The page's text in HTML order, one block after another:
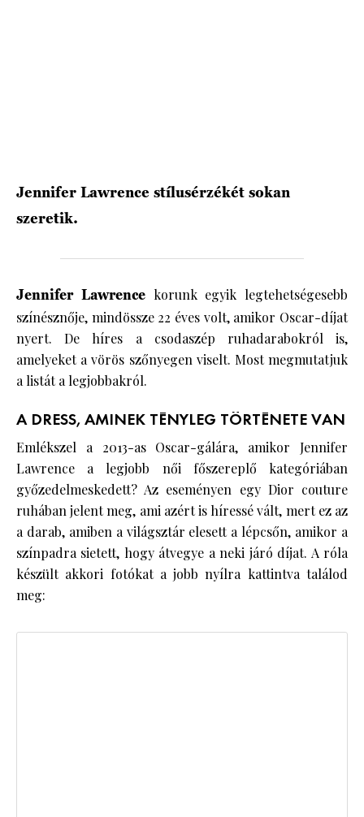
Jennifer Lawrence stílusérzékét sokan
szeretik.
Jennifer Lawrencekorunk egyik legtehetségesebb
színésznője, mindössze 22 éves volt, amikor Oscar-díjat
nyert. De híres a csodaszép ruhadarabokról is,
amelyeket a vörös szőnyegen viselt. Most megmutatjuk
a listát a legjobbakról.
A DRESS, AMINEK TÉNYLEG TÖRTÉNETE VAN
Emlékszel a 2013-as Oscar-gálára, amikor Jennifer
Lawrence a legjobb női főszereplő kategóriában
győzedelmeskedett? Az eseményen egy Dior couture
ruhában jelent meg, ami azért is híressé vált, mert ez az
a darab, amiben a világsztár elesett a lépcsőn, amikor a
színpadra sietett, hogy átvegye a neki járó díjat. A róla
készült akkori fotókat a jobb nyílra kattintva találod
meg: